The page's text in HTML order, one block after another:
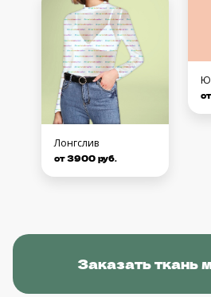
Лонгслив
от 3900 руб.
Заказать ткань